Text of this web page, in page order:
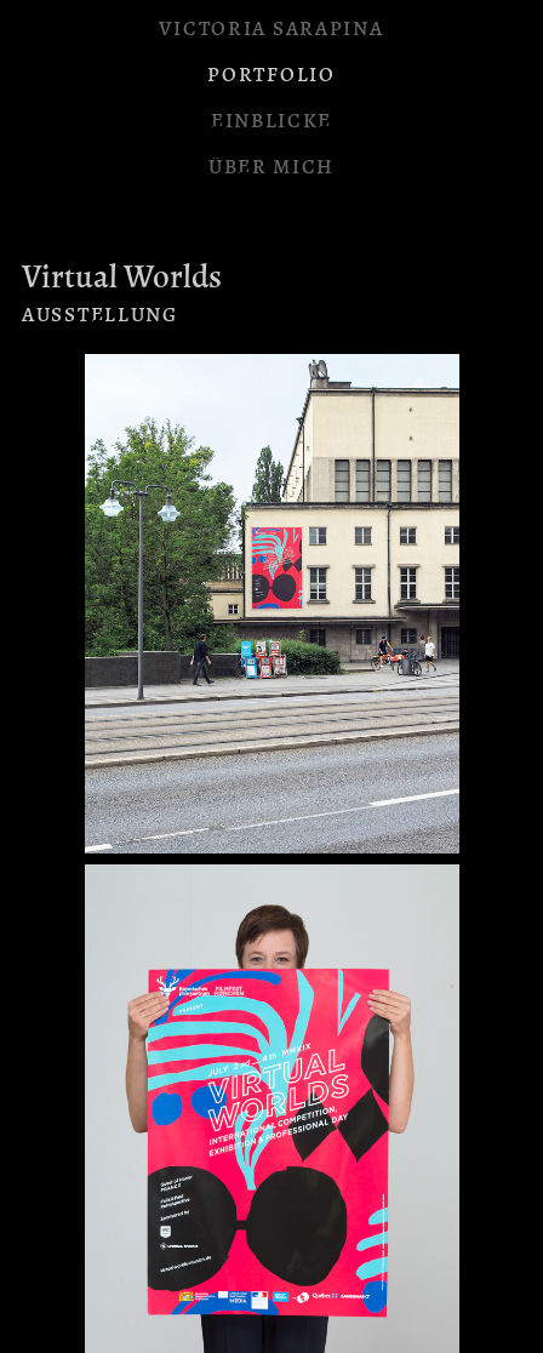
VICTORIA SARAPINA
PORTFOLIO
EINBLICKE
ÜBER MICH
Virtual Worlds
AUSSTELLUNG